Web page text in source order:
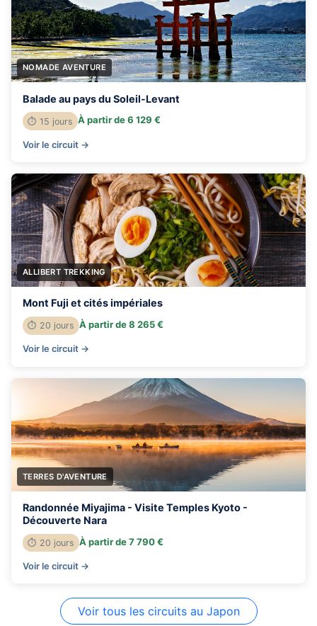
NOMADE AVENTURE
Balade au pays du Soleil-Levant
⏱ 15 jours À partir de 6 129 €
Voir le circuit →
ALLIBERT TREKKING
Mont Fuji et cités impériales
⏱ 20 jours À partir de 8 265 €
Voir le circuit →
TERRES D'AVENTURE
Randonnée Miyajima - Visite Temples Kyoto -
Découverte Nara
⏱ 20 jours À partir de 7 790 €
Voir le circuit →
Voir tous les circuits au Japon